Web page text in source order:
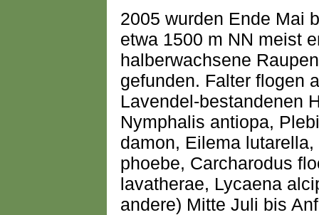
2005 wurden Ende Mai
etwa 1500 m NN meist
halberwachsene
gefunden. Falter flogen
Lavendel-bestandenen
Nymphalis antiopa,
damon, Eilema
phoebe, Carcharodus
lavatherae, Lycaena
andere) Mitte Juli bis